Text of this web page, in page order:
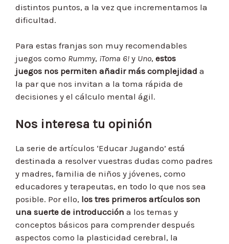
distintos puntos, a la vez que incrementamos la
dificultad.
Para estas franjas son muy recomendables
juegos como Rummy, ¡Toma 6! y Uno, estos
juegos nos permiten añadir más complejidad a
la par que nos invitan a la toma rápida de
decisiones y el cálculo mental ágil.
Nos interesa tu opinión
La serie de artículos ‘Educar Jugando’ está
destinada a resolver vuestras dudas como padres
y madres, familia de niños y jóvenes, como
educadores y terapeutas, en todo lo que nos sea
posible. Por ello, los tres primeros artículos son
una suerte de introducción a los temas y
conceptos básicos para comprender después
aspectos como la plasticidad cerebral, la